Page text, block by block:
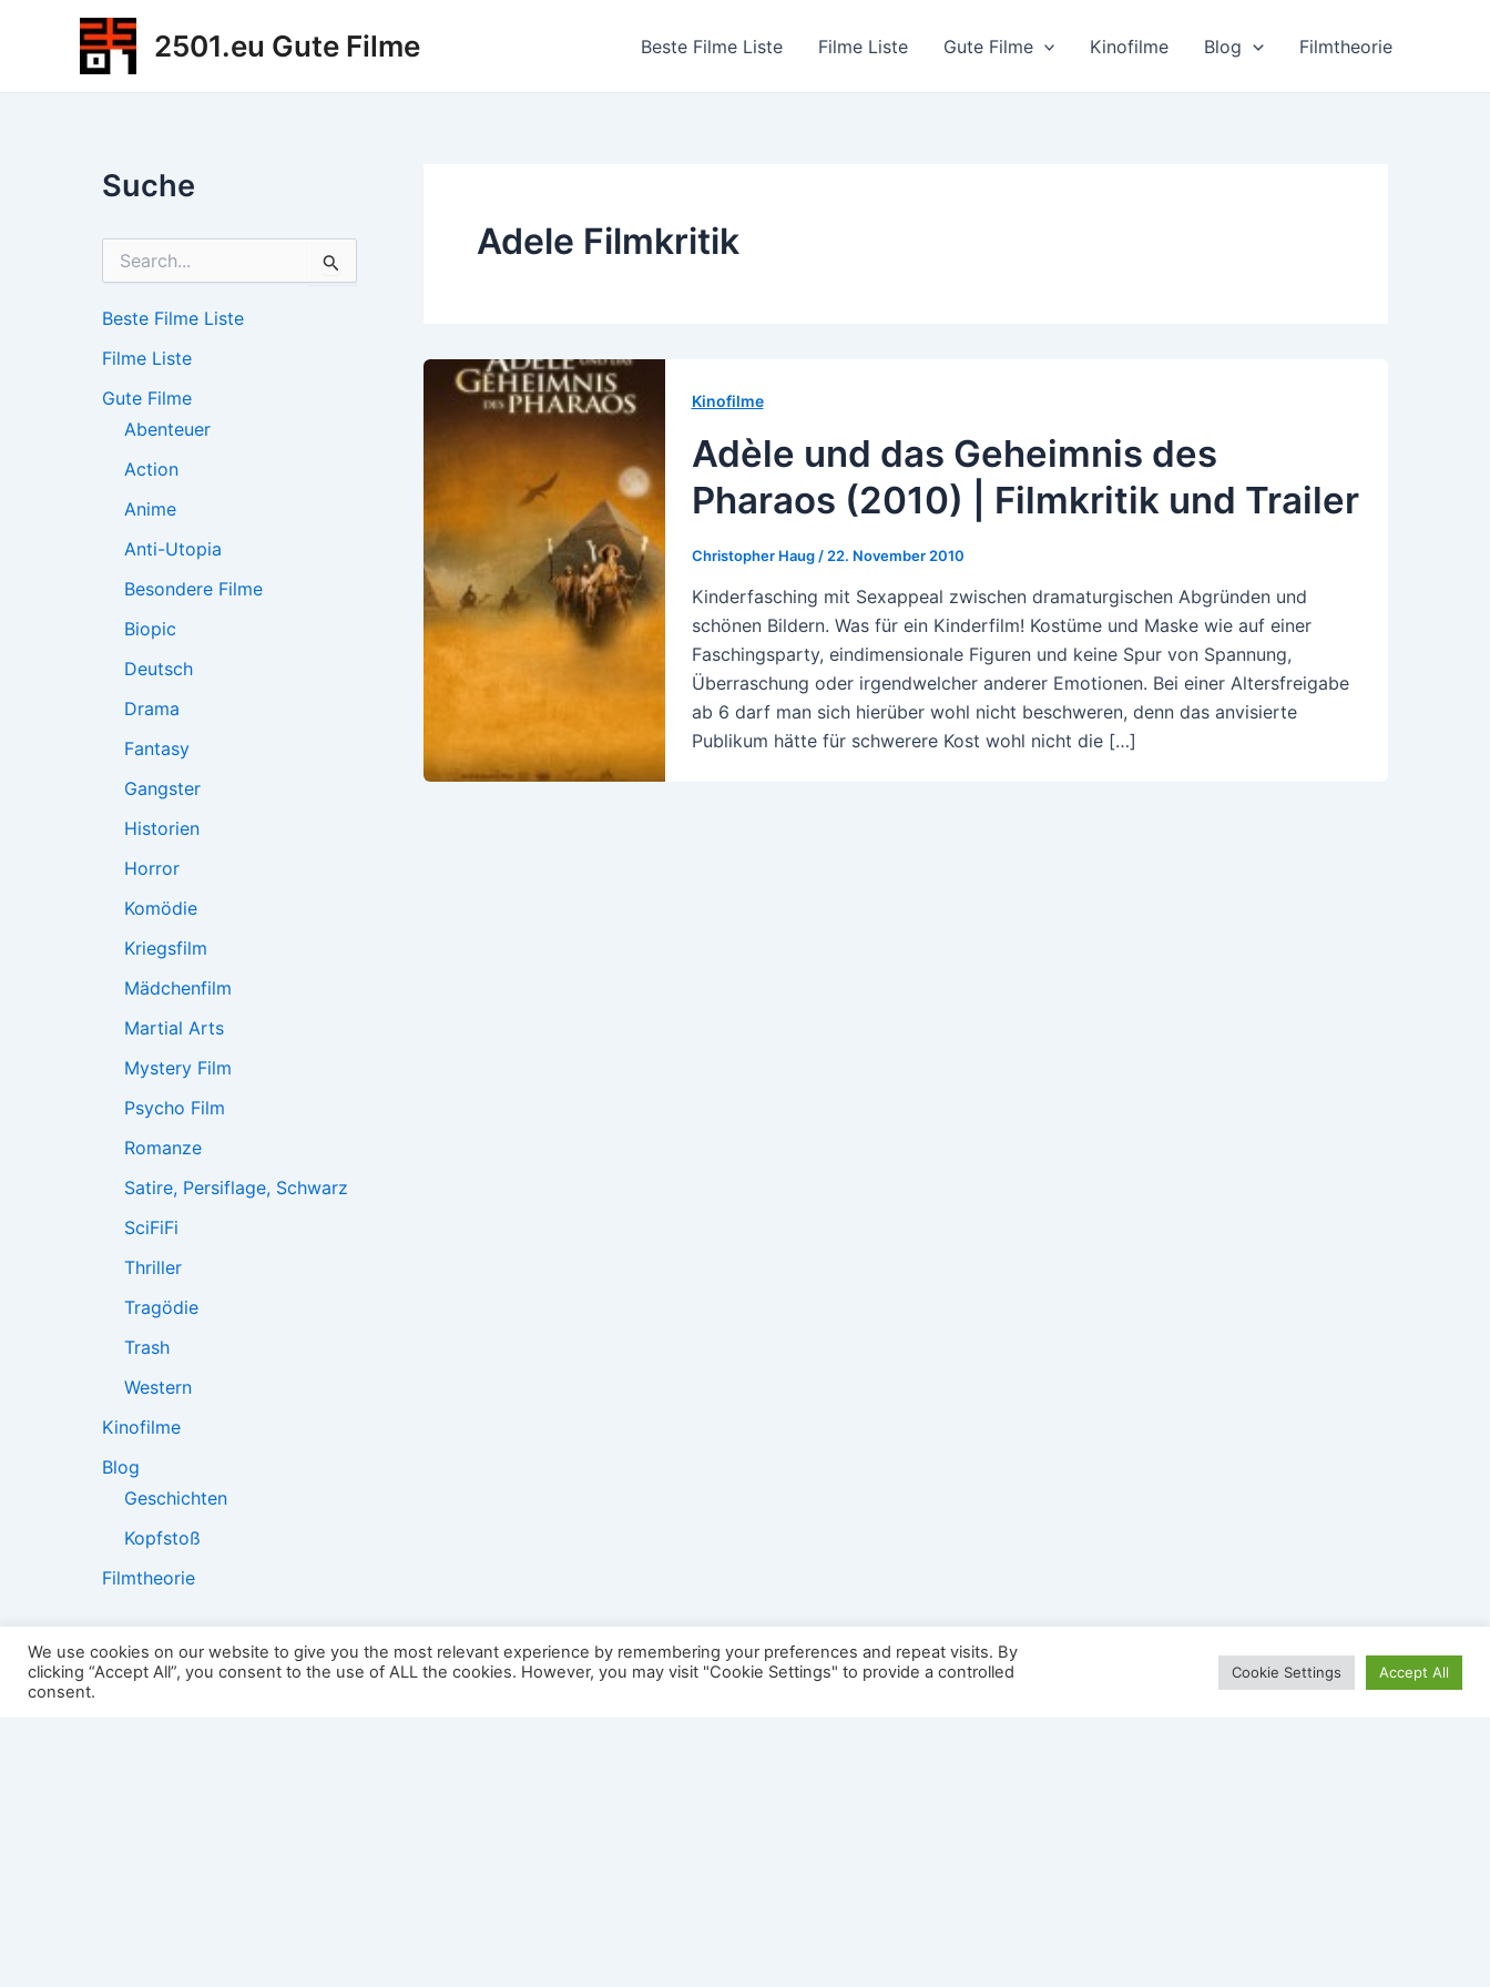
2501.eu Gute Filme Beste Filme Liste Filme Liste Gute Filme Kinofilme Blog Filmtheorie
Suche
h
n
a
Beste Filme Liste
Filme Liste
Gute Filme
Abenteuer
Action
Anime
Anti-Utopia
Besondere Filme
Biopic
Deutsch
Drama
Fantasy
Gangster
Historien
Horror
Komödie
Kriegsfilm
Mädchenfilm
Martial Arts
Mystery Film
Psycho Film
Romanze
Satire, Persiflage, Schwarz
SciFiFi
Thriller
Tragödie
Trash
Western
Kinofilme
Blog
Geschichten
Kopfstoß
Filmtheorie
Adele Filmkritik
Kinofilme
Adèle und das Geheimnis des
Pharaos (2010) | Filmkritik und Trailer
Christopher Haug / 22. November 2010
Kinderfasching mit Sexappeal zwischen dramaturgischen Abgründen und
schönen Bildern. Was für ein Kinderfilm! Kostüme und Maske wie auf einer
Faschingsparty, eindimensionale Figuren und keine Spur von Spannung,
Überraschung oder irgendwelcher anderer Emotionen. Bei einer Altersfreigabe
ab 6 darf man sich hierüber wohl nicht beschweren, denn das anvisierte
Publikum hätte für schwerere Kost wohl nicht die […]
2501:
We use cookies on our website to give you the most relevant experience by remembering your preferences and repeat visits. By
clicking “Accept All”, you consent to the use of ALL the cookies. However, you may visit "Cookie Settings" to provide a controlled
consent.
Cookie Settings Accept All